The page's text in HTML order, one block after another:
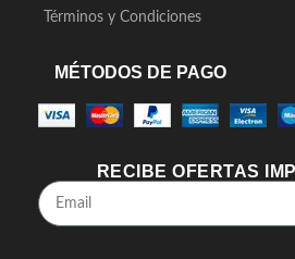
Términos y Condiciones
MÉTODOS DE PAGO
RECIBE OFERTAS